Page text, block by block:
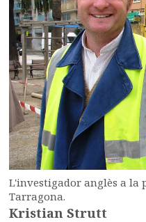
L'investigador anglès a la
Tarragona.
Kristian Strutt